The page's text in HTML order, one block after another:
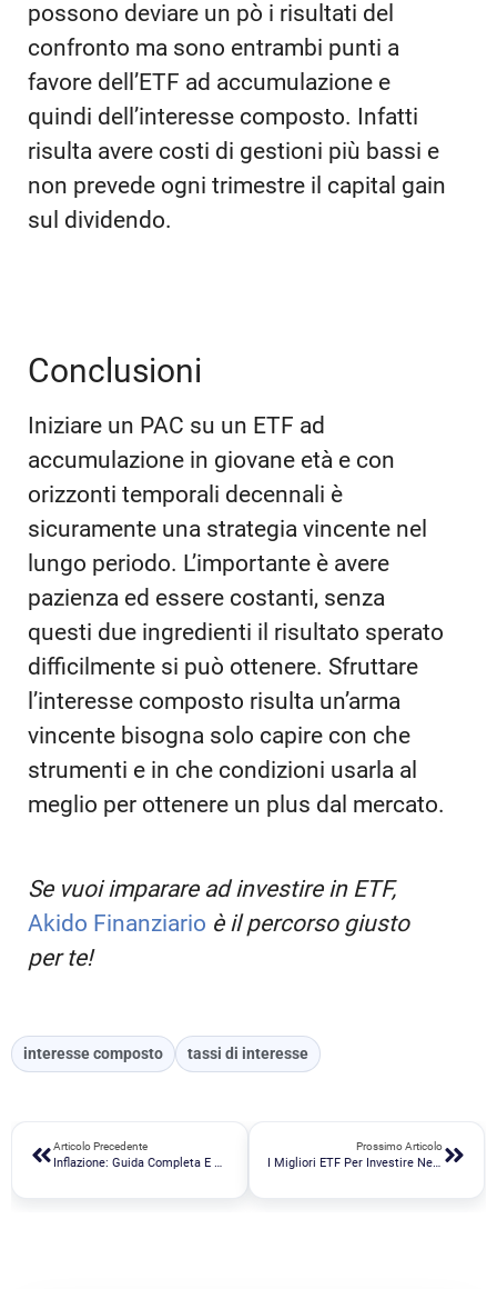
possono deviare un pò i risultati del
confronto ma sono entrambi punti a
favore dell’ETF ad accumulazione e
quindi dell’interesse composto. Infatti
risulta avere costi di gestioni più bassi e
non prevede ogni trimestre il capital gain
sul dividendo.
Conclusioni
Iniziare un PAC su un ETF ad
accumulazione in giovane età e con
orizzonti temporali decennali è
sicuramente una strategia vincente nel
lungo periodo. L’importante è avere
pazienza ed essere costanti, senza
questi due ingredienti il risultato sperato
difficilmente si può ottenere. Sfruttare
l’interesse composto risulta un’arma
vincente bisogna solo capire con che
strumenti e in che condizioni usarla al
meglio per ottenere un plus dal mercato.
Se vuoi imparare ad investire in ETF,
Akido Finanziario è il percorso giusto
per te!
interesse composto tassi di interesse
Articolo Precedente
Inflazione: Guida Completa E Scenari Post 2021
Prossimo Articolo
I Migliori ETF Per Investire Nei Beni Di Consumo (etf Staples)